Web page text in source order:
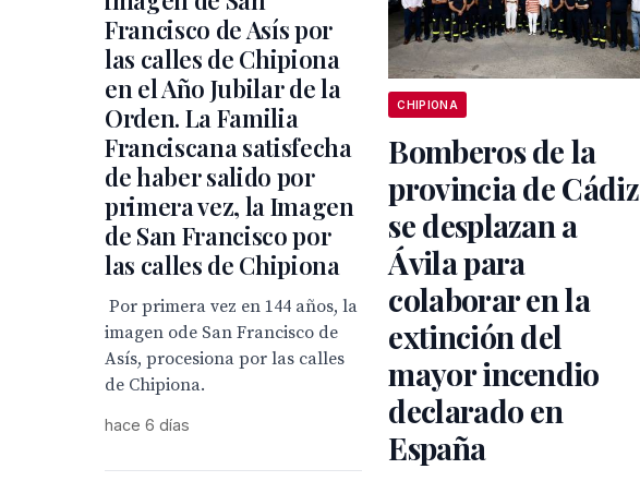
Francisco de Asís por
las calles de Chipiona
en el Año Jubilar de la
Orden. La Familia
Franciscana satisfecha
de haber salido por
primera vez, la Imagen
de San Francisco por
las calles de Chipiona
Por primera vez en 144 años, la
imagen ode San Francisco de
Asís, procesiona por las calles
de Chipiona.
hace 6 días
CHIPIONA
Bomberos de la
provincia de Cádiz
se desplazan a
Ávila para
colaborar en la
extinción del
mayor incendio
declarado en
España